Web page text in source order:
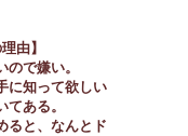
由】
で嫌い。
に知って欲しい
ある。
ると、なんとド